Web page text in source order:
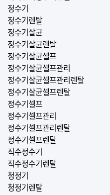
정수기
정수기렌탈
정수기살균
정수기살균렌탈
정수기살균셀프
정수기살균셀프관리
정수기살균셀프관리렌탈
정수기살균셀프렌탈
정수기셀프
정수기셀프관리
정수기셀프관리렌탈
정수기셀프렌탈
직수정수기
직수정수기렌탈
청정기
청정기렌탈